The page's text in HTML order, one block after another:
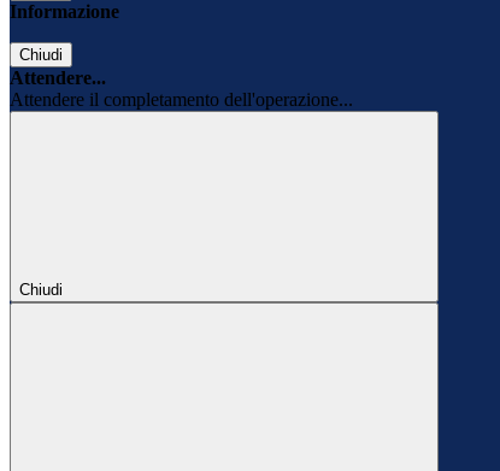
Informazione
Chiudi
Attendere...
Attendere il completamento dell'operazione...
Chiudi